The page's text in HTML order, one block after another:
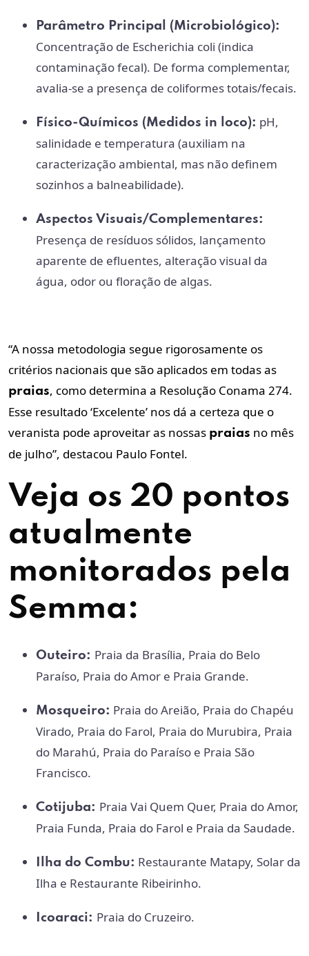
Parâmetro Principal (Microbiológico):
Concentração de Escherichia coli (indica
contaminação fecal). De forma complementar,
avalia-se a presença de coliformes totais/fecais.
Físico-Químicos (Medidos in loco): pH,
salinidade e temperatura (auxiliam na
caracterização ambiental, mas não definem
sozinhos a balneabilidade).
Aspectos Visuais/Complementares:
Presença de resíduos sólidos, lançamento
aparente de efluentes, alteração visual da
água, odor ou floração de algas.
“A nossa metodologia segue rigorosamente os
critérios nacionais que são aplicados em todas as
praias, como determina a Resolução Conama 274.
Esse resultado ‘Excelente’ nos dá a certeza que o
veranista pode aproveitar as nossas praias no mês
de julho”, destacou Paulo Fontel.
Veja os 20 pontos
atualmente
monitorados pela
Semma:
Outeiro: Praia da Brasília, Praia do Belo
Paraíso, Praia do Amor e Praia Grande.
Mosqueiro: Praia do Areião, Praia do Chapéu
Virado, Praia do Farol, Praia do Murubira, Praia
do Marahú, Praia do Paraíso e Praia São
Francisco.
Cotijuba: Praia Vai Quem Quer, Praia do Amor,
Praia Funda, Praia do Farol e Praia da Saudade.
Ilha do Combu: Restaurante Matapy, Solar da
Ilha e Restaurante Ribeirinho.
Icoaraci: Praia do Cruzeiro.